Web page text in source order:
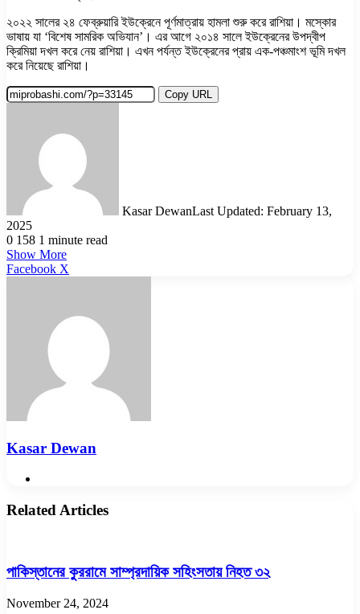
২০২২ সালের ২৪ ফেব্রুয়ারি ইউক্রেনে পূর্ণমাত্রায় হামলা শুরু করে রাশিয়া। মস্কোর
ভাষায় যা ‘বিশেষ সামরিক অভিযান’। এর আগে ২০১৪ সালে ইউক্রেনের উপদ্বীপ
ক্রিমিয়া দখল করে নেয় রাশিয়া। এখন পর্যন্ত ইউক্রেনের প্রায় এক-পঞ্চমাংশ ভূমি দখল
করে নিয়েছে রাশিয়া।
Copy URL
Kasar DewanLast Updated: February 13,
2025
0 158 1 minute read
Show More
Facebook X
Kasar Dewan
Related Articles
পাকিস্তানের কুররামে সাম্প্রদায়িক সহিংসতায় নিহত ৩২
November 24, 2024